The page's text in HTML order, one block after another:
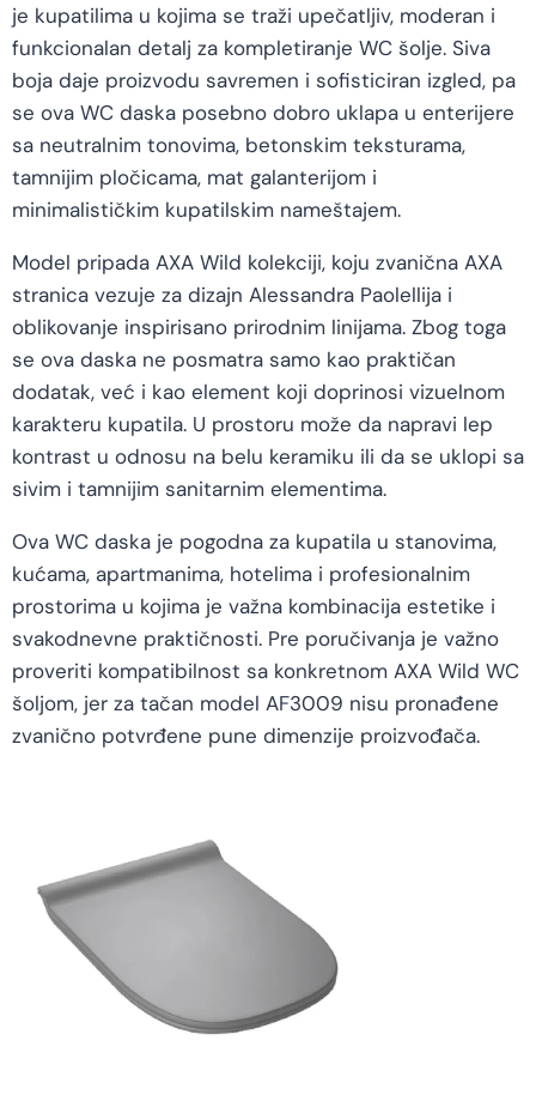
je kupatilima u kojima se traži upečatljiv, moderan i
funkcionalan detalj za kompletiranje WC šolje. Siva
boja daje proizvodu savremen i sofisticiran izgled, pa
se ova WC daska posebno dobro uklapa u enterijere
sa neutralnim tonovima, betonskim teksturama,
tamnijim pločicama, mat galanterijom i
minimalističkim kupatilskim nameštajem.
Model pripada AXA Wild kolekciji, koju zvanična AXA
stranica vezuje za dizajn Alessandra Paolellija i
oblikovanje inspirisano prirodnim linijama. Zbog toga
se ova daska ne posmatra samo kao praktičan
dodatak, već i kao element koji doprinosi vizuelnom
karakteru kupatila. U prostoru može da napravi lep
kontrast u odnosu na belu keramiku ili da se uklopi sa
sivim i tamnijim sanitarnim elementima.
Ova WC daska je pogodna za kupatila u stanovima,
kućama, apartmanima, hotelima i profesionalnim
prostorima u kojima je važna kombinacija estetike i
svakodnevne praktičnosti. Pre poručivanja je važno
proveriti kompatibilnost sa konkretnom AXA Wild WC
šoljom, jer za tačan model AF3009 nisu pronađene
zvanično potvrđene pune dimenzije proizvođača.